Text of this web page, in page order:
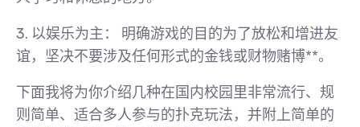
3. 以娱乐为主：
明确游戏的目的为了放松和增进友
谊， 坚决不要涉及任何形式的金钱或财物赌博**。
下面我将为你介绍几种在国内校园里非常流行、规
则简单、适合多人参与的扑克玩法，并附上简单的